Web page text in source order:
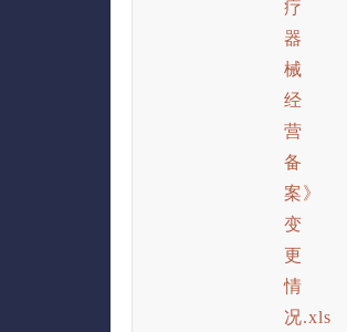
疗
器
械
经
营
备
案》
变
更
情
况.xls